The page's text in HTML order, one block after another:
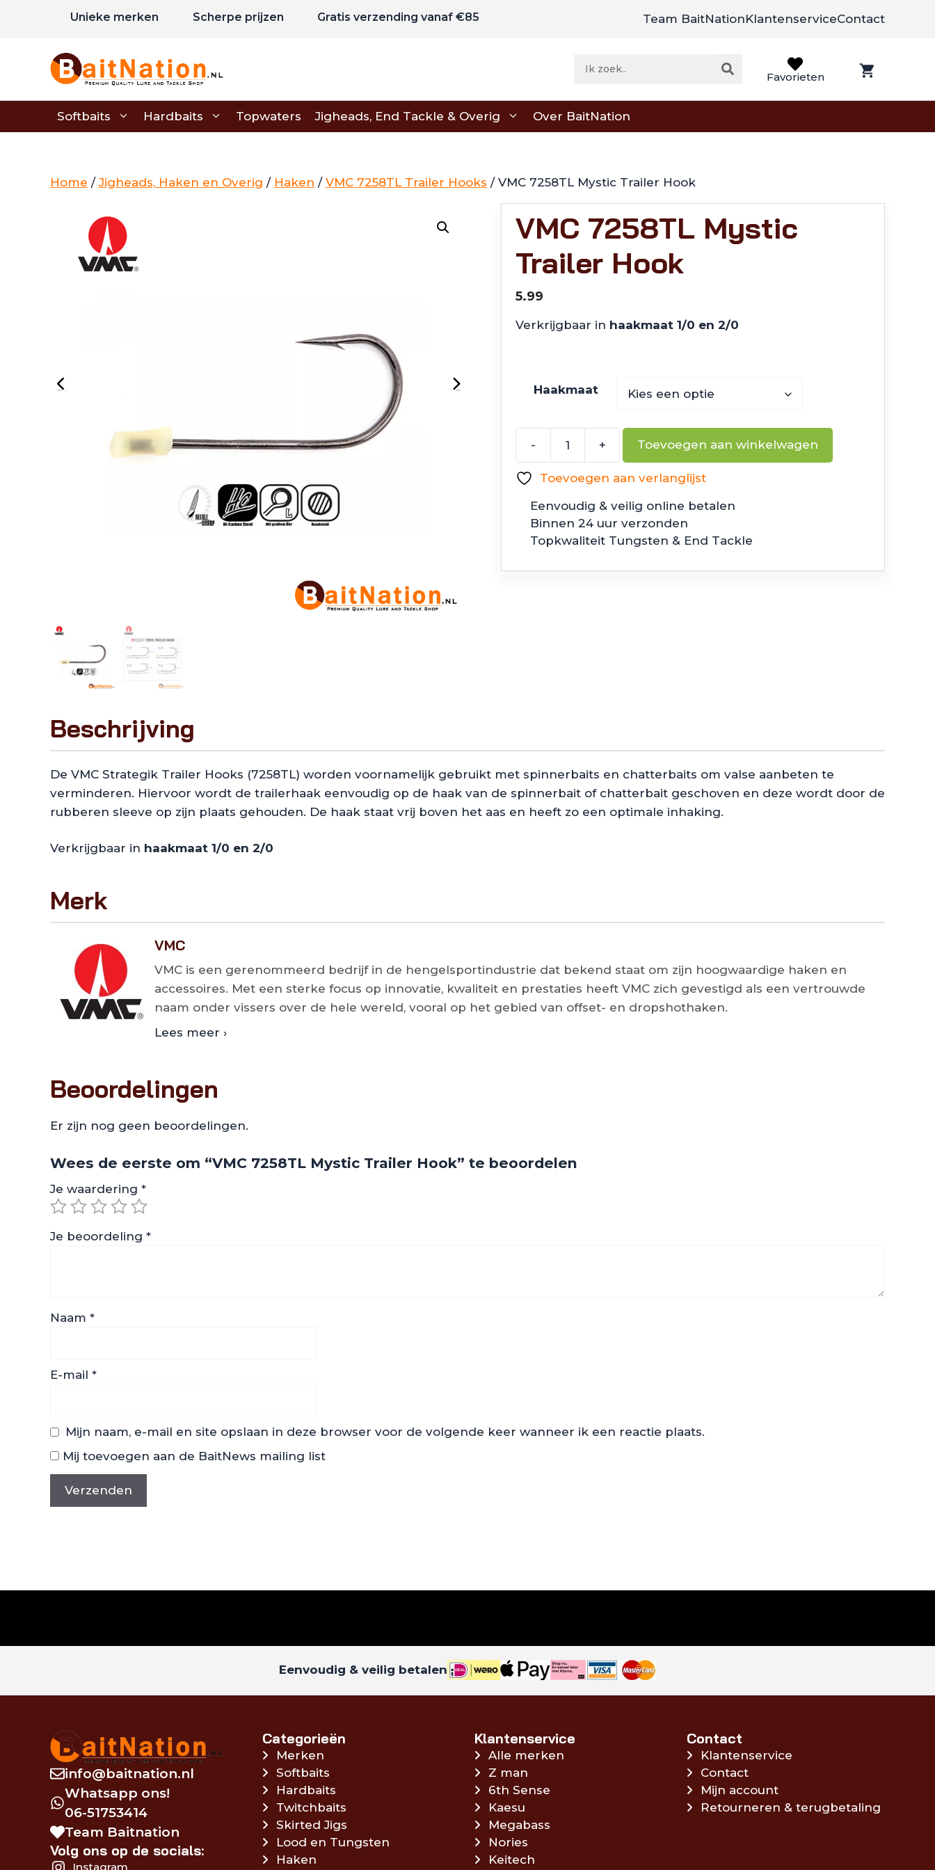
Unieke merken Scherpe prijzen Gratis verzending vanaf €85 Team BaitNationKlantenserviceContact
Favorieten
Softbaits Hardbaits Topwaters Jigheads, End Tackle & Overig Over BaitNation
Home /Jigheads, Haken en Overig / Haken / VMC 7258TL Trailer Hooks / VMC 7258TL Mystic Trailer Hook
VMC 7258TL Mystic
Trailer Hook
5.99
Verkrijgbaar in haakmaat 1/0 en 2/0
Haakmaat
-
7258TL
Mystic
Trailer
Hook
aantal
+ Toevoegen aan winkelwagen
Toevoegen aan verlanglijst
Eenvoudig & veilig online betalen
Binnen 24 uur verzonden
Topkwaliteit Tungsten & End Tackle
Beschrijving
De VMC Strategik Trailer Hooks (7258TL) worden voornamelijk gebruikt met spinnerbaits en chatterbaits om valse aanbeten te
verminderen. Hiervoor wordt de trailerhaak eenvoudig op de haak van de spinnerbait of chatterbait geschoven en deze wordt door de
rubberen sleeve op zijn plaats gehouden. De haak staat vrij boven het aas en heeft zo een optimale inhaking.
Verkrijgbaar in haakmaat 1/0 en 2/0
Merk
VMC
VMC is een gerenommeerd bedrijf in de hengelsportindustrie dat bekend staat om zijn hoogwaardige haken en
accessoires. Met een sterke focus op innovatie, kwaliteit en prestaties heeft VMC zich gevestigd als een vertrouwde
naam onder vissers over de hele wereld, vooral op het gebied van offset- en dropshothaken.
Lees meer ›
Beoordelingen
Er zijn nog geen beoordelingen.
Wees de eerste om “VMC 7258TL Mystic Trailer Hook” te beoordelen
Je waardering *
Je beoordeling *
Naam *
E-mail *
Mijn naam, e-mail en site opslaan in deze browser voor de volgende keer wanneer ik een reactie plaats.
Mij toevoegen aan de BaitNews mailing list
Eenvoudig & veilig betalen
info@baitnation.nl
Whatsapp ons!
06-51753414
Team Baitnation
Volg ons op de socials:
Instagram
Categorieën
Merken
Softbaits
Hardbaits
Twitchbaits
Skirted Jigs
Lood en Tungsten
Haken
Klantenservice
Alle merken
Z man
6th Sense
Kaesu
Megabass
Nories
Keitech
Contact
Klantenservice
Contact
Mijn account
Retourneren & terugbetaling